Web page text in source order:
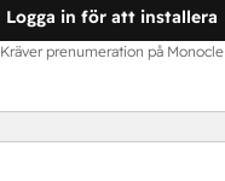
Logga in för att installera
Kräver prenumeration på Monocle